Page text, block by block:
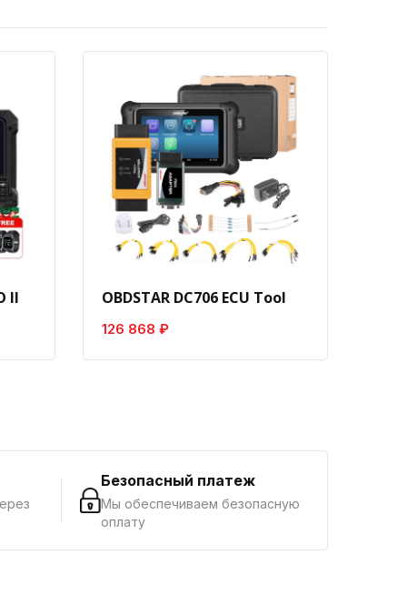
II OBDSTAR DC706 ECU Tool
126 868 ₽
Безопасный платеж
Мы обеспечиваем безопасную
оплату